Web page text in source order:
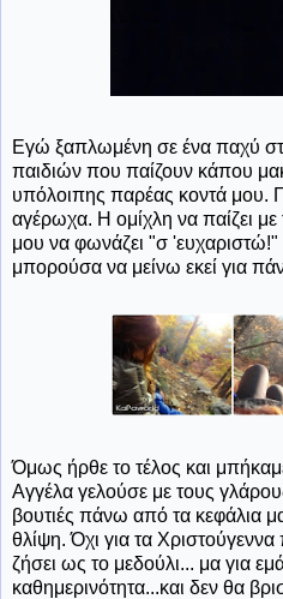
Εγώ ξαπλωμένη σε ένα παχύ
παιδιών που παίζουν κάπου
υπόλοιπης παρέας κοντά μου.
αγέρωχα. Η ομίχλη να παίζει
μου να φωνάζει "σ 'ευχαριστώ!"
μπορούσα να μείνω εκεί για
Όμως ήρθε το τέλος και
Αγγέλα γελούσε με τους
βουτιές πάνω από τα κεφάλια
θλίψη. Όχι για τα Χριστούγεννα
ζήσει ως το μεδούλι... μα για
καθημερινότητα...και δεν θα